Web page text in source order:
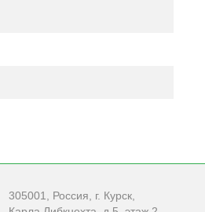
305001, Россия, г. Курск,